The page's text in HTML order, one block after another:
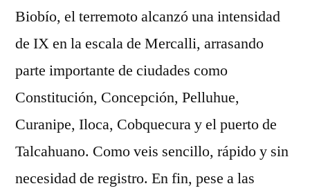
Biobío, el terremoto alcanzó una intensidad
de IX en la escala de Mercalli, arrasando
parte importante de ciudades como
Constitución, Concepción, Pelluhue,
Curanipe, Iloca, Cobquecura y el puerto de
Talcahuano. Como veis sencillo, rápido y sin
necesidad de registro. En fin, pese a las